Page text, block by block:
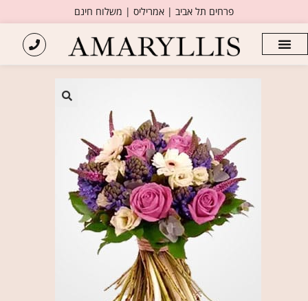
פרחים תל אביב | אמריליס | משלוח חינם